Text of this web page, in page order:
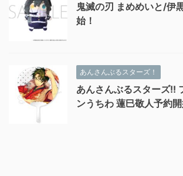
鬼滅の刃 まめめいと/伊
始！
あんさんぶるスターズ！
あんさんぶるスターズ!!
ンうちわ 蓮巳敬人予約開